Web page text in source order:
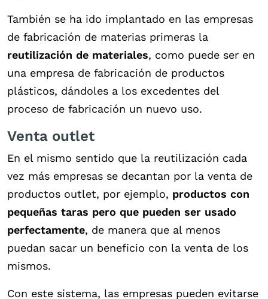
También se ha ido implantado en las empresas
de fabricación de materias primeras la
reutilización de materiales, como puede ser en
una empresa de fabricación de productos
plásticos, dándoles a los excedentes del
proceso de fabricación un nuevo uso.
Venta outlet
En el mismo sentido que la reutilización cada
vez más empresas se decantan por la venta de
productos outlet, por ejemplo, productos con
pequeñas taras pero que pueden ser usado
perfectamente, de manera que al menos
puedan sacar un beneficio con la venta de los
mismos.
Con este sistema, las empresas pueden evitarse